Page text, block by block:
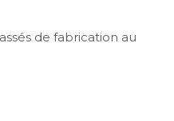
de fabrication au